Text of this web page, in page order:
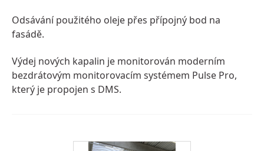
Odsávání použitého oleje přes přípojný bod na
fasádě.
Výdej nových kapalin je monitorován moderním
bezdrátovým monitorovacím systémem Pulse Pro,
který je propojen s DMS.